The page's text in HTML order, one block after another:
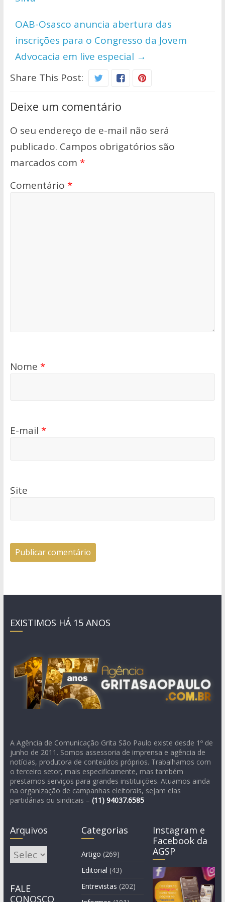
OAB-Osasco anuncia abertura das
inscrições para o Congresso da Jovem
Advocacia em live especial →
Share This Post:
Deixe um comentário
O seu endereço de e-mail não será
publicado. Campos obrigatórios são
marcados com *
Comentário *
Nome *
E-mail *
Site
EXISTIMOS HÁ 15 ANOS
A Agência de Comunicação Grita São Paulo existe desde 1º de
junho de 2011. Somos assessoria de imprensa e agência de
notícias, produtora de conteúdos próprios. Trabalhamos com
o terceiro setor, mais especificamente, mas também
prestamos serviços para grandes instituições. Atuamos ainda
na organização de campanhas eleitorais, sejam elas
partidárias ou sindicais – (11) 94037.6585
Arquivos
Arquivos
FALE
CONOSCO
Categorias
Artigo (269)
Editorial (43)
Entrevistas (202)
Instagram e
Facebook da
AGSP